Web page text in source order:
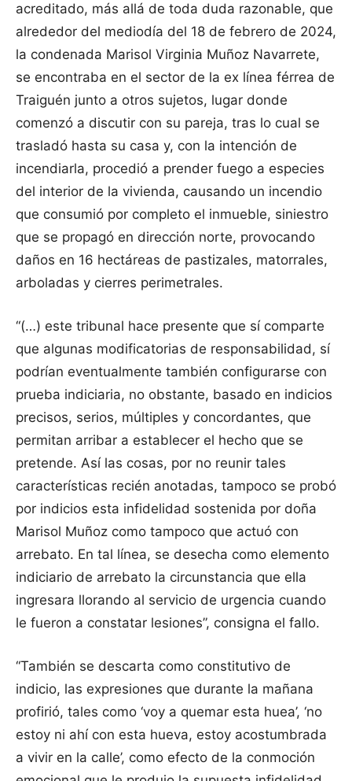
acreditado, más allá de toda duda razonable, que
alrededor del mediodía del 18 de febrero de 2024,
la condenada Marisol Virginia Muñoz Navarrete,
se encontraba en el sector de la ex línea férrea de
Traiguén junto a otros sujetos, lugar donde
comenzó a discutir con su pareja, tras lo cual se
trasladó hasta su casa y, con la intención de
incendiarla, procedió a prender fuego a especies
del interior de la vivienda, causando un incendio
que consumió por completo el inmueble, siniestro
que se propagó en dirección norte, provocando
daños en 16 hectáreas de pastizales, matorrales,
arboladas y cierres perimetrales.
“(…) este tribunal hace presente que sí comparte
que algunas modificatorias de responsabilidad, sí
podrían eventualmente también configurarse con
prueba indiciaria, no obstante, basado en indicios
precisos, serios, múltiples y concordantes, que
permitan arribar a establecer el hecho que se
pretende. Así las cosas, por no reunir tales
características recién anotadas, tampoco se probó
por indicios esta infidelidad sostenida por doña
Marisol Muñoz como tampoco que actuó con
arrebato. En tal línea, se desecha como elemento
indiciario de arrebato la circunstancia que ella
ingresara llorando al servicio de urgencia cuando
le fueron a constatar lesiones”, consigna el fallo.
“También se descarta como constitutivo de
indicio, las expresiones que durante la mañana
profirió, tales como ‘voy a quemar esta huea’, ‘no
estoy ni ahí con esta hueva, estoy acostumbrada
a vivir en la calle’, como efecto de la conmoción